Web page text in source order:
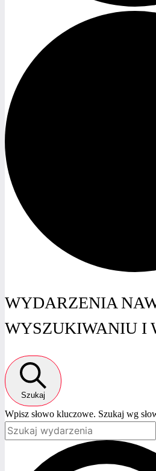
WYDARZENIA
FOR
2
CZERWCA,
2026
WYDARZENIA
WYSZUKIWANIU I
Szukaj
Wpisz słowo kluczowe. Szukaj wg